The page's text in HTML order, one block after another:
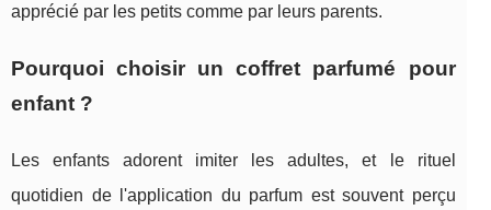
apprécié par les petits comme par leurs parents.
Pourquoi choisir un coffret parfumé pour
enfant ?
Les enfants adorent imiter les adultes, et le rituel
quotidien de l'application du parfum est souvent perçu